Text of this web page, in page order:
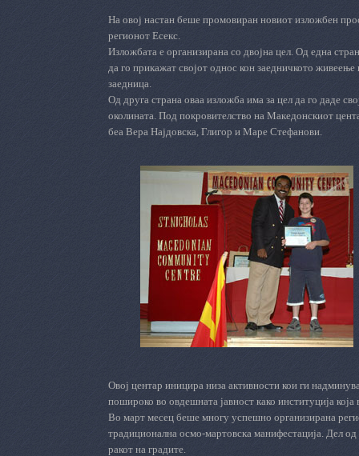
На овој настан беше промовиран новиот изложбен
регионот Есекс.
Изложбата е организирана со двојна цел. Од една
да го прикажат својот однос кон заедничкото
заедница.
Од друга страна оваа изложба има за цел да го даде
околината. Под покровителство на Македонскиот
беа Вера Најдовска, Глигор и Маре Стефанови.
Овој центар иницира низа активности кои ги
пошироко во овдешната јавност како институција
Во март месец беше многу успешно организирана
традиционална осмо-мартовска манифестација. Дел
ракот на градите.